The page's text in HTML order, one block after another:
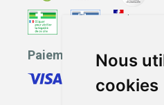
Nous
cookies
Paiement sécurisé